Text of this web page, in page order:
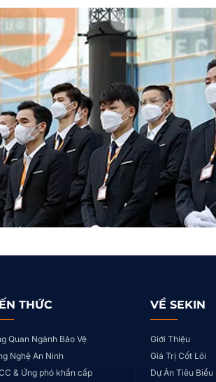
THỨC
Quan Ngành Bảo Vệ
Nghệ An Ninh
& Ứng phó khẩn cấp
VỀ SEKIN
Giới Thiệu
Giá Trị Cốt Lõi
Dự Án Tiêu Biểu